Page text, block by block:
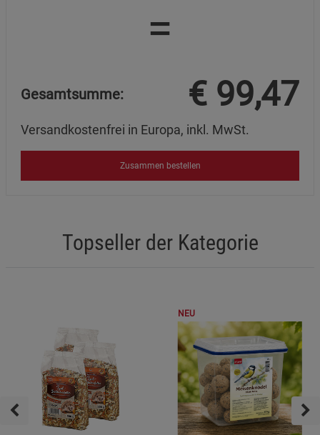
=
Gesamtsumme: € 99,47
Versandkostenfrei in Europa, inkl. MwSt.
Zusammen bestellen
Topseller der Kategorie
NEU